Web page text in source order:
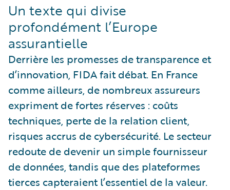
Un texte qui divise
profondément l’Europe
assurantielle
Derrière les promesses de transparence et
d’innovation, FIDA fait débat. En France
comme ailleurs, de nombreux assureurs
expriment de fortes réserves : coûts
techniques, perte de la relation client,
risques accrus de cybersécurité. Le secteur
redoute de devenir un simple fournisseur
de données, tandis que des plateformes
tierces capteraient l’essentiel de la valeur.